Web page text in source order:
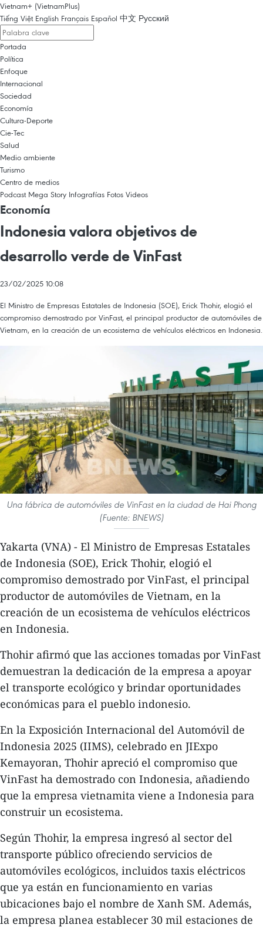
Vietnam+ (VietnamPlus)
Tiếng Việt English Français Español 中文 Русский
Portada
Política
Enfoque
Internacional
Sociedad
Economía
Cultura-Deporte
Cie-Tec
Salud
Medio ambiente
Turismo
Centro de medios
Podcast Mega Story Infografías Fotos Videos
Economía
Indonesia valora objetivos de
desarrollo verde de VinFast
23/02/2025 10:08
El Ministro de Empresas Estatales de Indonesia (SOE), Erick Thohir, elogió el
compromiso demostrado por VinFast, el principal productor de automóviles de
Vietnam, en la creación de un ecosistema de vehículos eléctricos en Indonesia.
Una fábrica de automóviles de VinFast en la ciudad de Hai Phong
(Fuente: BNEWS)
Yakarta (VNA) - El Ministro de Empresas Estatales
de Indonesia (SOE), Erick Thohir, elogió el
compromiso demostrado por VinFast, el principal
productor de automóviles de Vietnam, en la
creación de un ecosistema de vehículos eléctricos
en Indonesia.
Thohir afirmó que las acciones tomadas por VinFast
demuestran la dedicación de la empresa a apoyar
el transporte ecológico y brindar oportunidades
económicas para el pueblo indonesio.
En la Exposición Internacional del Automóvil de
Indonesia 2025 (IIMS), celebrado en JIExpo
Kemayoran, Thohir apreció el compromiso que
VinFast ha demostrado con Indonesia, añadiendo
que la empresa vietnamita viene a Indonesia para
construir un ecosistema.
Según Thohir, la empresa ingresó al sector del
transporte público ofreciendo servicios de
automóviles ecológicos, incluidos taxis eléctricos
que ya están en funcionamiento en varias
ubicaciones bajo el nombre de Xanh SM. Además,
la empresa planea establecer 30 mil estaciones de